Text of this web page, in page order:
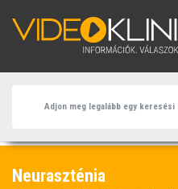
Neuraszténia